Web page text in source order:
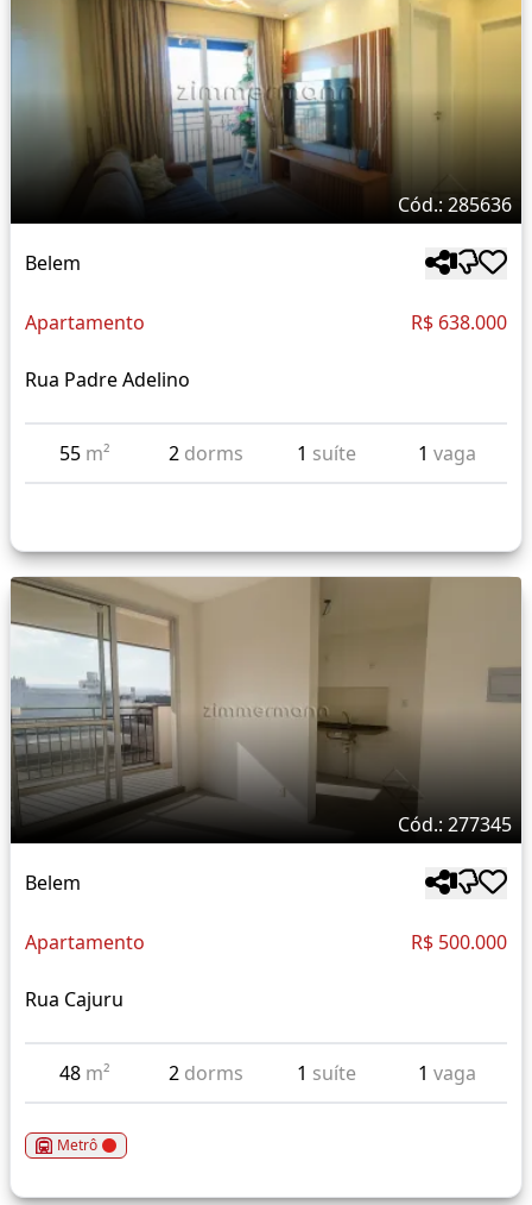
Cód.: 285636
Belem
Apartamento R$ 638.000
Rua Padre Adelino
55 m² 2 dorms 1 suíte 1 vaga
Cód.: 277345
Belem
Apartamento R$ 500.000
Rua Cajuru
48 m² 2 dorms 1 suíte 1 vaga
Metrô